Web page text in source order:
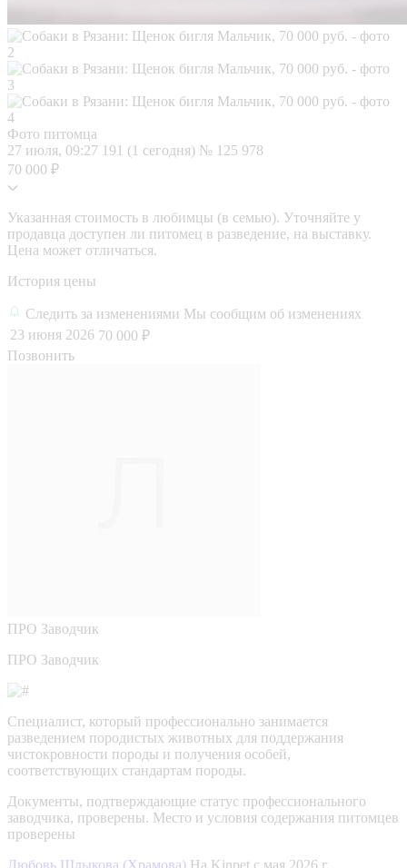
Фото питомца
27 июля, 09:27 191 (1 сегодня) № 125 978
70 000 ₽
Указанная стоимость в любимцы (в семью). Уточняйте у
продавца доступен ли питомец в разведение, на выставку.
Цена может отличаться.
История цены
Следить за изменениями Мы сообщим об изменениях
23 июня 2026 70 000 ₽
Позвонить
ПРО Заводчик
ПРО Заводчик
Специалист, который профессионально занимается
разведением породистых животных для поддержания
чистокровности породы и получения особей,
соответствующих стандартам породы.
Документы, подтверждающие статус профессионального
заводчика, проверены. Место и условия содержания питомцев
проверены
Любовь Шлыкова (Храмова) На Kinpet c мая 2026 г.